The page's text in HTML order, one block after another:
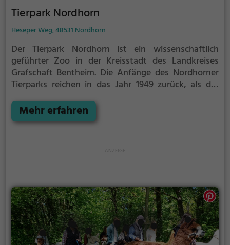
Tierpark Nordhorn
Heseper Weg, 48531 Nordhorn
Der Tierpark Nordhorn ist ein wissenschaftlich
geführter Zoo in der Kreisstadt des Landkreises
Grafschaft Bentheim. Die Anfänge des Nordhorner
Tierparks reichen in das Jahr 1949 zurück, als der
Heinrich Johannink von der Stadt Nordhorn am
Heseper Weg ein 9.360 m² großes Waldstück zur
Nordhorner Tiergartens“ die Verantwortung
übernahm.
Mehr erfahren